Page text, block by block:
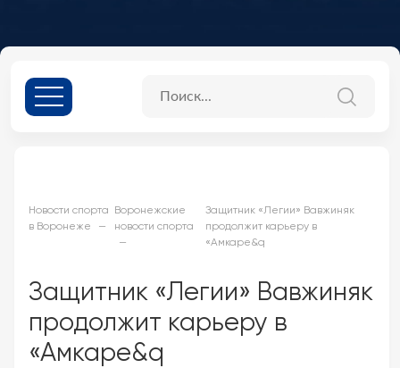
Новости спорта
в Воронеже
Воронежские
новости спорта
Защитник «Легии» Вавжиняк
продолжит карьеру в
«Амкаре&q
Защитник «Легии» Вавжиняк
продолжит карьеру в
«Амкаре&q